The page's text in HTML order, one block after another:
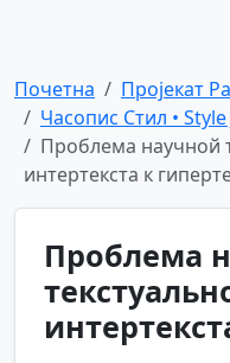
Почетна
Пројекат
Часопис Стил •
Проблема научной
интертекста к
Проблема